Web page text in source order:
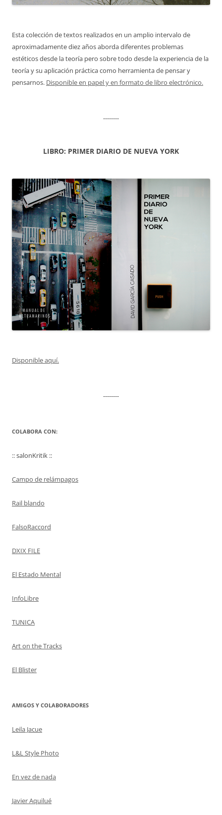
Esta colección de textos realizados en un amplio intervalo de
aproximadamente diez años aborda diferentes problemas
estéticos desde la teoría pero sobre todo desde la experiencia de la
teoría y su aplicación práctica como herramienta de pensar y
pensarnos. Disponible en papel y en formato de libro electrónico.
--------
LIBRO: PRIMER DIARIO DE NUEVA YORK
Disponible aquí.
--------
COLABORA CON:
:: salonKritik ::
Campo de relámpagos
Rail blando
FalsoRaccord
DXIX FILE
El Estado Mental
InfoLibre
TUNICA
Art on the Tracks
El Blister
AMIGOS Y COLABORADORES
Leila Jacue
L&L Style Photo
En vez de nada
Javier Aquilué